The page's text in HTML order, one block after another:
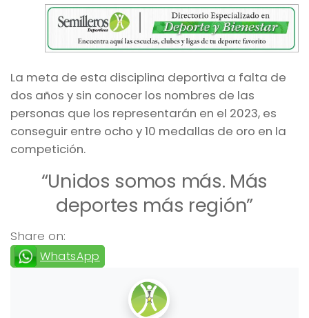
La meta de esta disciplina deportiva a falta de
dos años y sin conocer los nombres de las
personas que los representarán en el 2023, es
conseguir entre ocho y 10 medallas de oro en la
competición.
“Unidos somos más. Más
deportes más región”
Share on:
WhatsApp